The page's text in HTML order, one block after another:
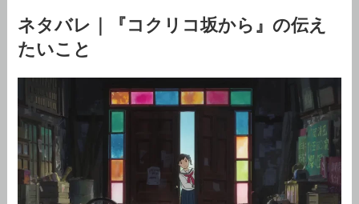
ネタバレ｜『コクリコ坂から』の伝え
たいこと